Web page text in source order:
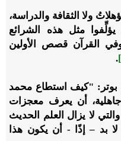
ولا الثقافة والدراسة،
يؤلِّفوا مثل هذه الشرائع
وفي القرآن قصص الأولين
.
بوتر: "كيف استطاع محمد
أن يعرف معجزات
لا يزال العلم الحديث
بد – إذًا - أن يكون هذا